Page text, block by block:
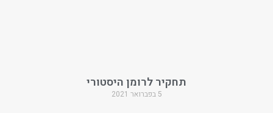
תחקיר לרומן היסטורי
5 בפברואר 2021